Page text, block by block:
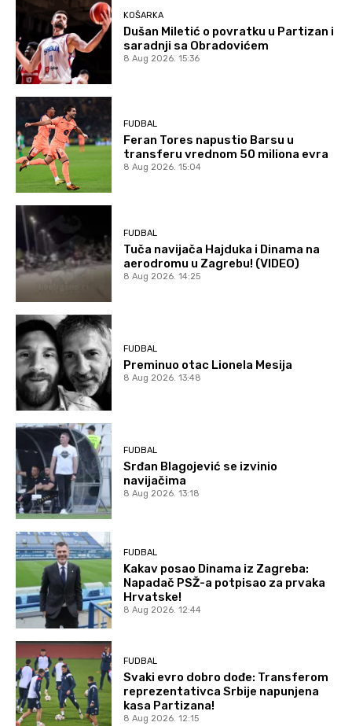
KOŠARKA
Dušan Miletić o povratku u Partizan i
saradnji sa Obradovićem
8 Aug 2026. 15:36
FUDBAL
Feran Tores napustio Barsu u
transferu vrednom 50 miliona evra
8 Aug 2026. 15:04
FUDBAL
Tuča navijača Hajduka i Dinama na
aerodromu u Zagrebu! (VIDEO)
8 Aug 2026. 14:25
FUDBAL
Preminuo otac Lionela Mesija
8 Aug 2026. 13:48
FUDBAL
Srđan Blagojević se izvinio
navijačima
8 Aug 2026. 13:18
FUDBAL
Kakav posao Dinama iz Zagreba:
Napadač PSŽ-a potpisao za prvaka
Hrvatske!
8 Aug 2026. 12:44
FUDBAL
Svaki evro dobro dođe: Transferom
reprezentativca Srbije napunjena
kasa Partizana!
8 Aug 2026. 12:15